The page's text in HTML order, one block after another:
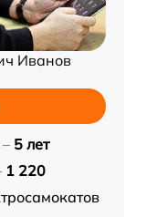
Иванов
5 лет
1 220